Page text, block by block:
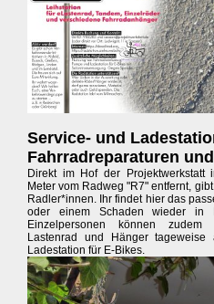
Service- und
Fahrradreparaturen
Direkt im Hof der Projektwerkstatt
Meter vom Radweg "R7" entfernt,
Radler*innen. Ihr findet hier das
oder einem Schaden wieder in
Einzelpersonen können zudem
Lastenrad und Hänger
Ladestation für E-Bikes.